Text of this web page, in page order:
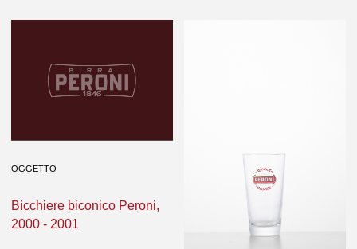
OGGETTO
Bicchiere biconico Peroni,
2000 - 2001